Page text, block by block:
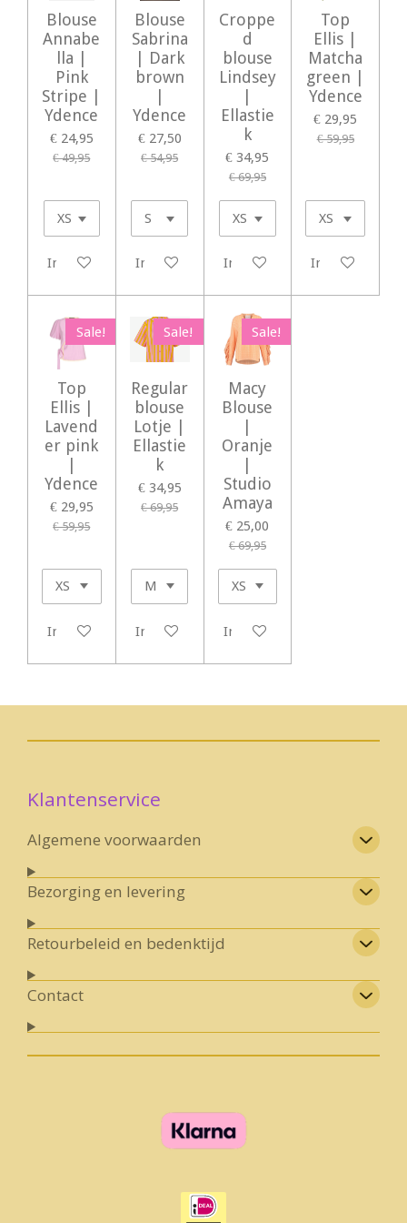
Blouse
Annabe
lla |
Pink
Stripe |
Ydence
€ 24,95
€ 49,95
In winkelwagen
Blouse
Sabrina
| Dark
brown
Ydence
€ 27,50
€ 54,95
In winkelwagen
Croppe
d
blouse
Lindsey
Ellastie
k
€ 34,95
€ 69,95
In winkelwagen
Top
Ellis |
Matcha
green |
Ydence
€ 29,95
€ 59,95
In
Sale!
Top
Ellis |
Lavend
er pink
|
Ydence
€ 29,95
€ 59,95
In winkelwagen
Sale!
Regular
blouse
Lotje |
Ellastie
k
€ 34,95
€ 69,95
In winkelwagen
Sale!
Macy
Blouse
|
Oranje
|
Studio
Amaya
€ 25,00
€ 69,95
In winkelwagen
Klantenservice
Algemene voorwaarden
Bezorging en levering
Retourbeleid en bedenktijd
Contact